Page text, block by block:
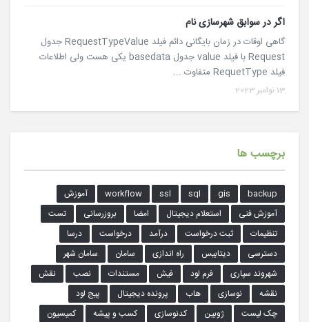
اگر در سوابق شهرسازی نام
گاهی اوقات در زمان بایگانی دائم فیلد RequestTypeValue جدول
Request با فیلد value جدول basedata یکی هست ولی اطلاعات
فیلد RequetType متفاوت ...
13 نوامبر 2023
برچسب ها
backup
gis
sql
ssl
workflow
آموزش
آموزش فنی
استعلام دیجیتال امضا بروزرسانی
تست
تنظیمات
ثبت درخواست درآمد درخواست
درسا
دسترسی
دیتابیس راه اندازی سامان
سامان شهر
شهروند سپاری
فرم لود فیش مستندات نصب
نقش
نقشه
نوسازی هاب پرونده دیجیتال
پیج لود
چک لیست
ژوبین کدنوسازی کسب و پیشه
کمیسیون